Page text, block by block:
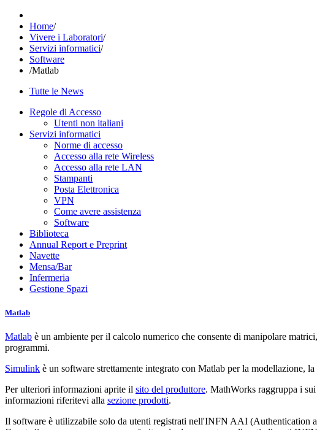
Home/
Vivere i Laboratori/
Servizi informatici/
Software
/Matlab
Tutte le News
Regole di Accesso
Utenti non italiani
Servizi informatici
Norme di accesso
Accesso alla rete Wireless
Accesso alla rete LAN
Stampanti
Posta Elettronica
VPN
Come avere assistenza
Software
Biblioteca
Annual Report e Preprint
Navette
Mensa/Bar
Infermeria
Gestione Spazi
Matlab
Matlab è un ambiente per il calcolo numerico che consente di manipolare
programmi.
Simulink è un software strettamente integrato con Matlab per la modellazione,
Per ulteriori informazioni aprite il sito del produttore. MathWorks raggruppa i
informazioni riferitevi alla sezione prodotti.
Il software è utilizzabile solo da utenti registrati nell'INFN AAI (Authentication